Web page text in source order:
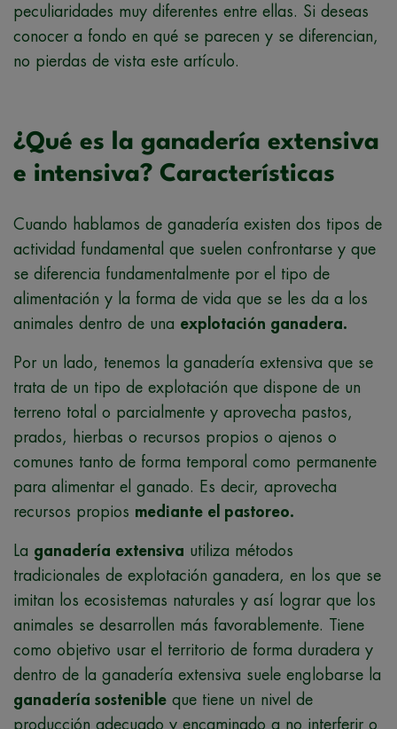
peculiaridades muy diferentes entre ellas. Si deseas
conocer a fondo en qué se parecen y se diferencian,
no pierdas de vista este artículo.
¿Qué es la ganadería extensiva
e intensiva? Características
Cuando hablamos de ganadería existen dos tipos de
actividad fundamental que suelen confrontarse y que
se diferencia fundamentalmente por el tipo de
alimentación y la forma de vida que se les da a los
animales dentro de una explotación ganadera.
Por un lado, tenemos la ganadería extensiva que se
trata de un tipo de explotación que dispone de un
terreno total o parcialmente y aprovecha pastos,
prados, hierbas o recursos propios o ajenos o
comunes tanto de forma temporal como permanente
para alimentar el ganado. Es decir, aprovecha
recursos propios mediante el pastoreo.
La ganadería extensiva utiliza métodos
tradicionales de explotación ganadera, en los que se
imitan los ecosistemas naturales y así lograr que los
animales se desarrollen más favorablemente. Tiene
como objetivo usar el territorio de forma duradera y
dentro de la ganadería extensiva suele englobarse la
ganadería sostenible que tiene un nivel de
producción adecuado y encaminado a no interferir o